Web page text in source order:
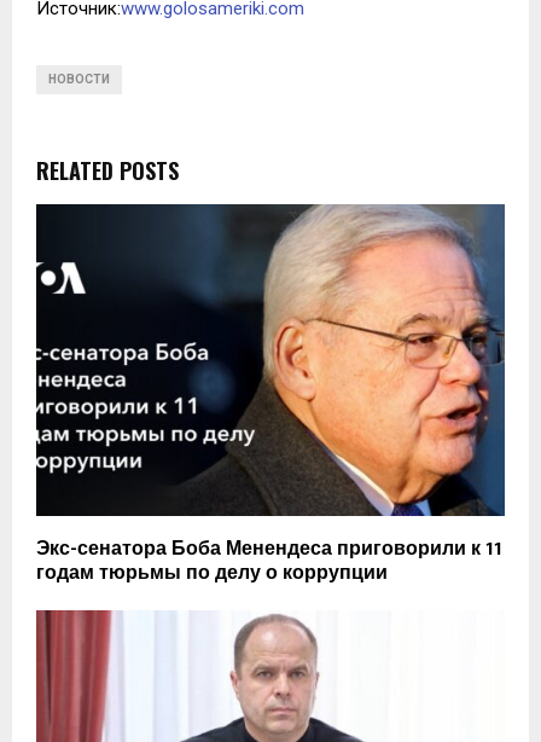
Источник:www.golosameriki.com
НОВОСТИ
RELATED POSTS
Экс-сенатора Боба Менендеса приговорили к 11
годам тюрьмы по делу о коррупции